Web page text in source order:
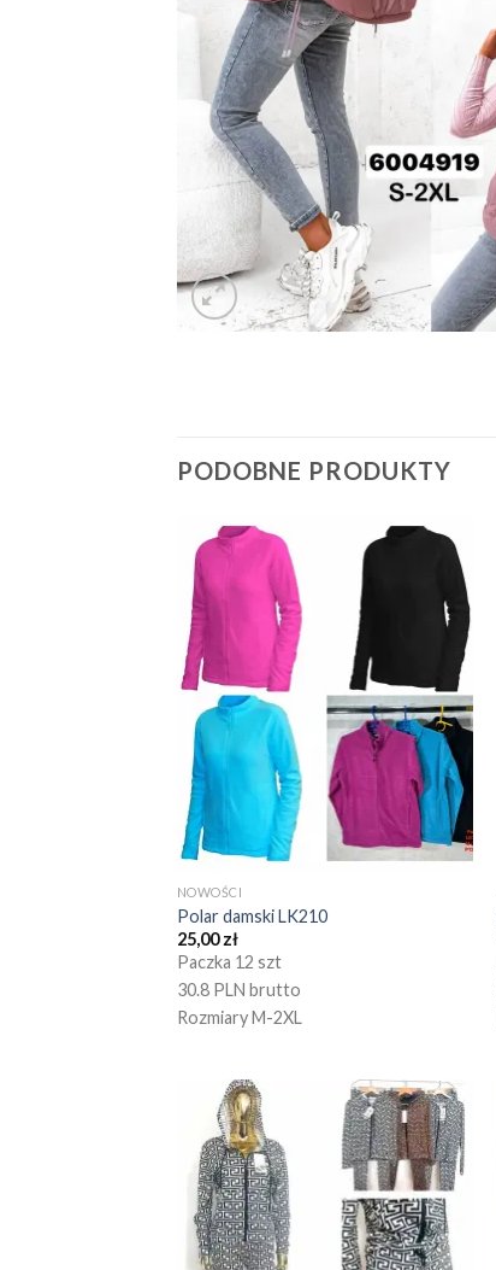
PODOBNE PRODUKTY
NOWOŚCI
Polar damski LK210
25,00zł
Paczka 12 szt
30.8 PLN brutto
Rozmiary M-2XL